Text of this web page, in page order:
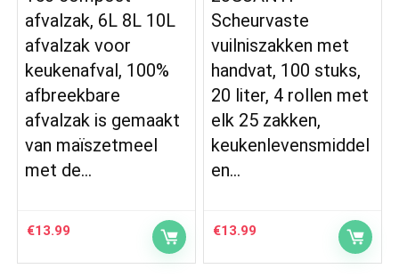
afvalzak, 6L 8L 10L
afvalzak voor
keukenafval, 100%
afbreekbare
afvalzak is gemaakt
van maïszetmeel
met de…
€13.99
Scheurvaste
vuilniszakken met
handvat, 100 stuks,
20 liter, 4 rollen met
elk 25 zakken,
keukenlevensmiddel
en…
€13.99